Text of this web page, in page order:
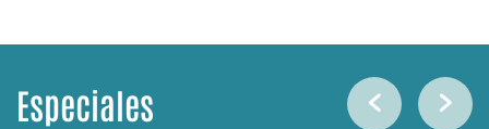
Especiales